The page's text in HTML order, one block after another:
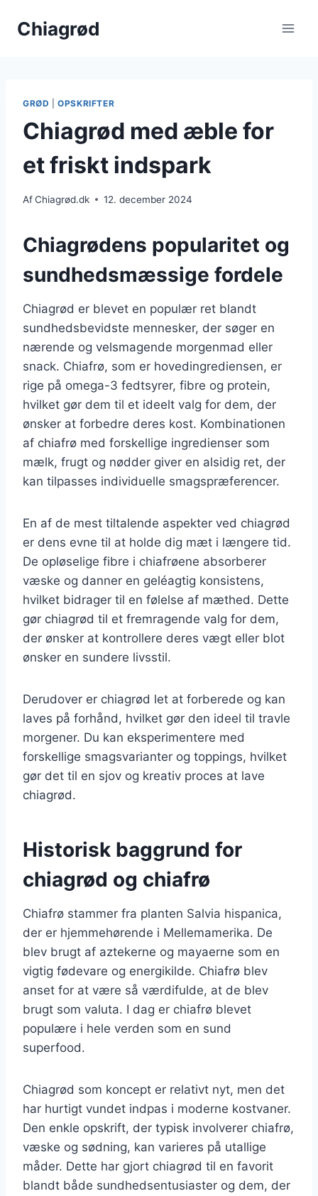
Chiagrød
GRØD |OPSKRIFTER
Chiagrød med æble for
et friskt indspark
AfChiagrød.dk 12. december 2024
Chiagrødens popularitet og
sundhedsmæssige fordele
Chiagrød er blevet en populær ret blandt
sundhedsbevidste mennesker, der søger en
nærende og velsmagende morgenmad eller
snack. Chiafrø, som er hovedingrediensen, er
rige på omega-3 fedtsyrer, fibre og protein,
hvilket gør dem til et ideelt valg for dem, der
ønsker at forbedre deres kost. Kombinationen
af chiafrø med forskellige ingredienser som
mælk, frugt og nødder giver en alsidig ret, der
kan tilpasses individuelle smagspræferencer.
En af de mest tiltalende aspekter ved chiagrød
er dens evne til at holde dig mæt i længere tid.
De opløselige fibre i chiafrøene absorberer
væske og danner en geléagtig konsistens,
hvilket bidrager til en følelse af mæthed. Dette
gør chiagrød til et fremragende valg for dem,
der ønsker at kontrollere deres vægt eller blot
ønsker en sundere livsstil.
Derudover er chiagrød let at forberede og kan
laves på forhånd, hvilket gør den ideel til travle
morgener. Du kan eksperimentere med
forskellige smagsvarianter og toppings, hvilket
gør det til en sjov og kreativ proces at lave
chiagrød.
Historisk baggrund for
chiagrød og chiafrø
Chiafrø stammer fra planten Salvia hispanica,
der er hjemmehørende i Mellemamerika. De
blev brugt af aztekerne og mayaerne som en
vigtig fødevare og energikilde. Chiafrø blev
anset for at være så værdifulde, at de blev
brugt som valuta. I dag er chiafrø blevet
populære i hele verden som en sund
superfood.
Chiagrød som koncept er relativt nyt, men det
har hurtigt vundet indpas i moderne kostvaner.
Den enkle opskrift, der typisk involverer chiafrø,
væske og sødning, kan varieres på utallige
måder. Dette har gjort chiagrød til en favorit
blandt både sundhedsentusiaster og dem, der